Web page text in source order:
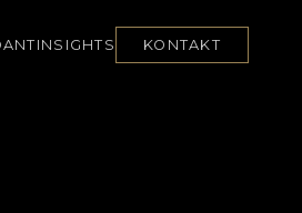
INSIGHTS KONTAKT